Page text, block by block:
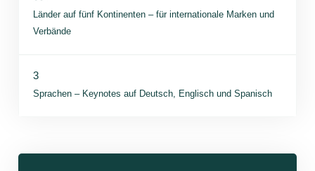
Länder auf fünf Kontinenten – für internationale Marken und
Verbände
3
Sprachen – Keynotes auf Deutsch, Englisch und Spanisch